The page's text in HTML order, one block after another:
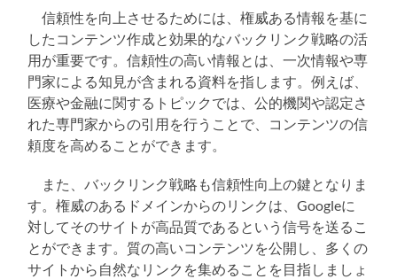
信頼性を向上させるためには、権威ある情報を基に
したコンテンツ作成と効果的なバックリンク戦略の活
用が重要です。信頼性の高い情報とは、一次情報や専
門家による知見が含まれる資料を指します。例えば、
医療や金融に関するトピックでは、公的機関や認定さ
れた専門家からの引用を行うことで、コンテンツの信
頼度を高めることができます。
また、バックリンク戦略も信頼性向上の鍵となりま
す。権威のあるドメインからのリンクは、Googleに
対してそのサイトが高品質であるという信号を送るこ
とができます。質の高いコンテンツを公開し、多くの
サイトから自然なリンクを集めることを目指しましょ